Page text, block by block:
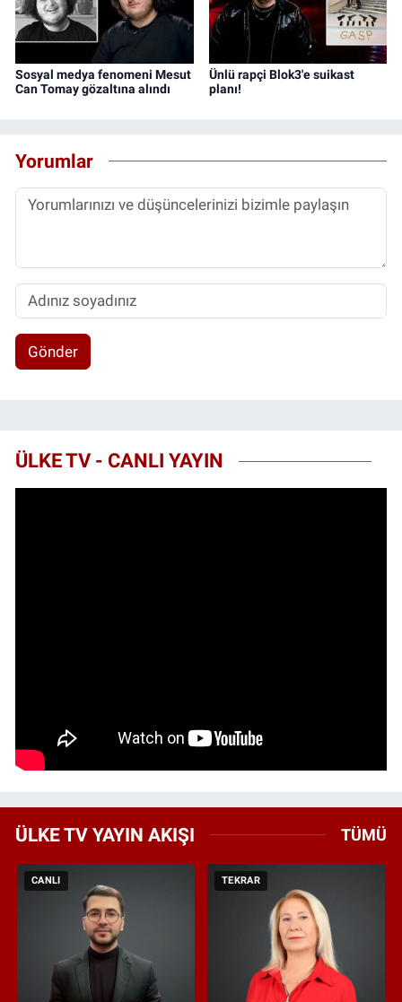
Sosyal medya fenomeni Mesut
Can Tomay gözaltına alındı
Ünlü rapçi Blok3'e suikast
planı!
Yorumlar
Gönder
ÜLKE TV - CANLI YAYIN
ÜLKE TV YAYIN AKIŞI TÜMÜ
CANLI TEKRAR